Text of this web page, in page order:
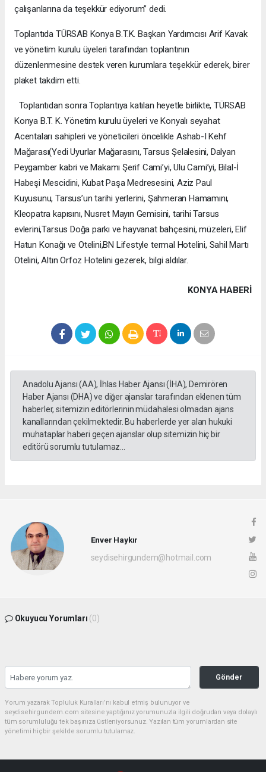
çalışanlarına da teşekkür ediyorum” dedi.
Toplantıda TÜRSAB Konya B.T.K. Başkan Yardımcısı Arif Kavak
ve yönetim kurulu üyeleri tarafından toplantının
düzenlenmesine destek veren kurumlara teşekkür ederek, birer
plaket takdim etti.
Toplantıdan sonra Toplantıya katılan heyetle birlikte, TÜRSAB
Konya B.T. K. Yönetim kurulu üyeleri ve Konyalı seyahat
Acentaları sahipleri ve yöneticileri öncelikle Ashab-I Kehf
Mağarası(Yedi Uyurlar Mağarasını, Tarsus Şelalesini, Dalyan
Peygamber kabri ve Makamı Şerif Cami’yi, Ulu Cami’yi, Bilal-İ
Habeşi Mescidini, Kubat Paşa Medresesini, Aziz Paul
Kuyusunu, Tarsus’un tarihi yerlerini, Şahmeran Hamamını,
Kleopatra kapısını, Nusret Mayın Gemisini, tarihi Tarsus
evlerini,Tarsus Doğa parkı ve hayvanat bahçesini, müzeleri, Elif
Hatun Konağı ve Otelini,BN Lifestyle termal Hotelini, Sahil Martı
Otelini, Altın Orfoz Hotelini gezerek, bilgi aldılar.
KONYA HABERİ
Anadolu Ajansı (AA), İhlas Haber Ajansı (İHA), Demirören
Haber Ajansı (DHA) ve diğer ajanslar tarafından eklenen tüm
haberler, sitemizin editörlerinin müdahalesi olmadan ajans
kanallarından çekilmektedir. Bu haberlerde yer alan hukuki
muhataplar haberi geçen ajanslar olup sitemizin hiç bir
editörü sorumlu tutulamaz...
Enver Haykır
seydisehirgundem@hotmail.com
Okuyucu Yorumları (0)
Gönder
Yorum yazarak Topluluk Kuralları’nı kabul etmiş bulunuyor ve
seydisehirgundem.com sitesine yaptığınız yorumunuzla ilgili doğrudan veya dolaylı
tüm sorumluluğu tek başınıza üstleniyorsunuz. Yazılan tüm yorumlardan site
yönetimi hiçbir şekilde sorumlu tutulamaz.